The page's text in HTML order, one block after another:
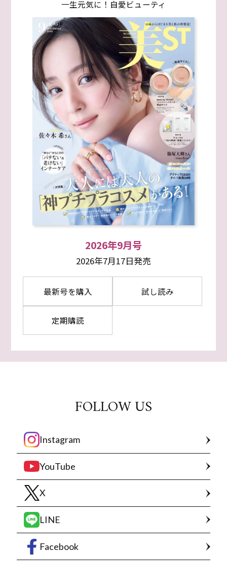
一生元気に！自愛ビューティ
2026年9月号
2026年7月17日発売
最新号を購入 試し読み
定期購読
FOLLOW US
Instagram
YouTube
X
LINE
Facebook